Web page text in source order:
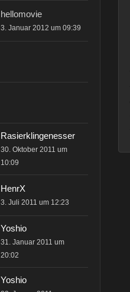
hellomovie
3. Januar 2012 um 09:39
Rasierklingenesser
30. Oktober 2011 um
10:09
HenrX
3. Juli 2011 um 12:23
Yoshio
31. Januar 2011 um
20:02
Yoshio